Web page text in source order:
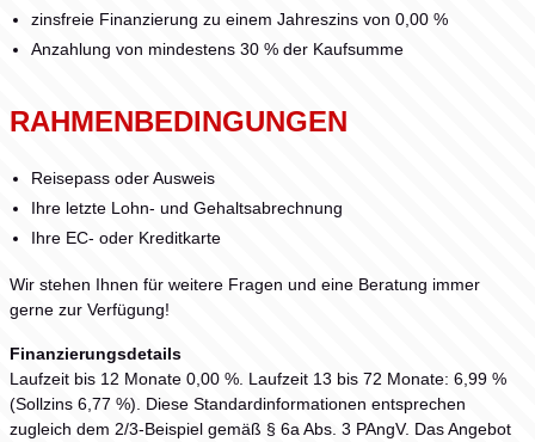
zinsfreie Finanzierung zu einem Jahreszins von 0,00 %
Anzahlung von mindestens 30 % der Kaufsumme
RAHMENBEDINGUNGEN
Reisepass oder Ausweis
Ihre letzte Lohn- und Gehaltsabrechnung
Ihre EC- oder Kreditkarte
Wir stehen Ihnen für weitere Fragen und eine Beratung immer
gerne zur Verfügung!
Finanzierungsdetails
Laufzeit bis 12 Monate 0,00 %. Laufzeit 13 bis 72 Monate: 6,99 %
(Sollzins 6,77 %). Diese Standardinformationen entsprechen
zugleich dem 2/3-Beispiel gemäß § 6a Abs. 3 PAngV. Das Angebot